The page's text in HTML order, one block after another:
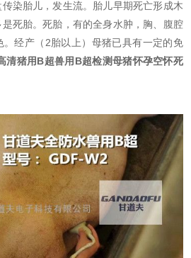
染胎儿，发生流。胎儿早期死亡形成木
死胎。死胎，有的全身水肿，胸、腹腔
经产（2胎以上）母猪已具有一定的免
清猪用B超兽用B超检测母猪怀孕空怀死